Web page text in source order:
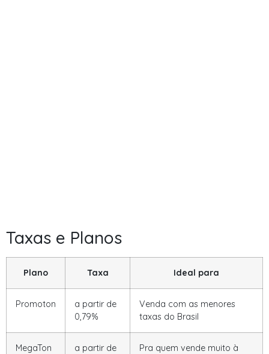
Taxas e Planos
Plano Taxa Ideal para
Promoton
a partir de
0,79%
Venda com as menores
taxas do Brasil
MegaTon
a partir de
Pra quem vende muito à